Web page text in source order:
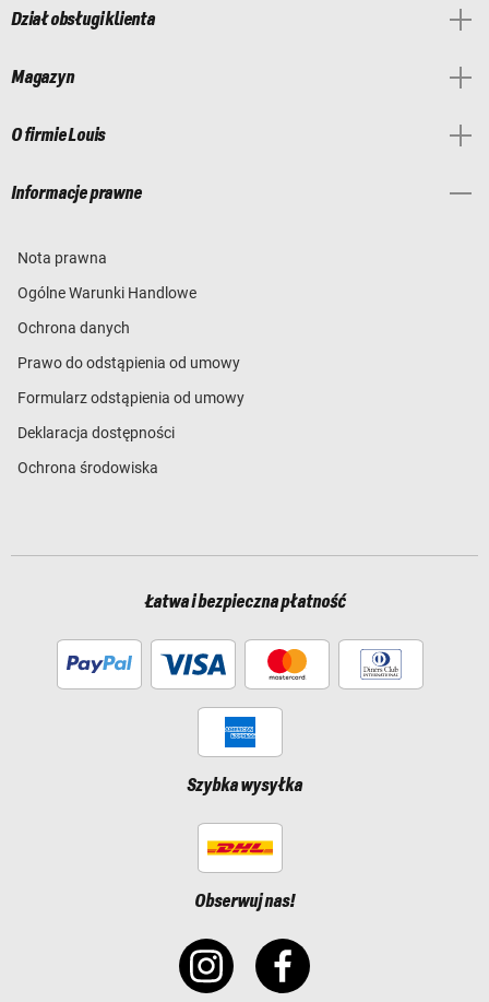
Dział obsługi klienta
Magazyn
O firmie Louis
Informacje prawne
Nota prawna
Ogólne Warunki Handlowe
Ochrona danych
Prawo do odstąpienia od umowy
Formularz odstąpienia od umowy
Deklaracja dostępności
Ochrona środowiska
Łatwa i bezpieczna płatność
Szybka wysyłka
Obserwuj nas!